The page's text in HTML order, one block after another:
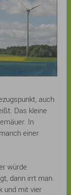
auch
Das kleine
In
einer
würde
dann irrt man.
und mit vier